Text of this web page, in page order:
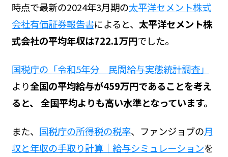
時点で最新の2024年3月期の太平洋セメント株式
会社有価証券報告書によると、 太平洋セメント株
式会社の平均年収は722.1万円でした。
国税庁の「令和5年分 民間給与実態統計調査」
より全国の平均給与が459万円であることを考え
ると、 全国平均よりも高い水準となっています。
また、 国税庁の所得税の税率、ファンジョブの月
収と年収の手取り計算｜給与シミュレーションを